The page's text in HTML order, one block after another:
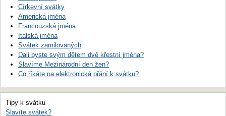
Církevní svátky
Americká jména
Francouzská jména
Italská jména
Svátek zamilovaných
Dali byste svým dětem dvě křestní jména?
Slavíme Mezinárodní den žen?
Co říkáte na elektronická přání k svátku?
Tipy k svátku
Slavíte svátek?